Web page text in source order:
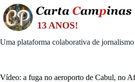
Skip
to
content
Uma plataforma colaborativa de jornalismo
Vídeo: a fuga no aeroporto de Cabul, no